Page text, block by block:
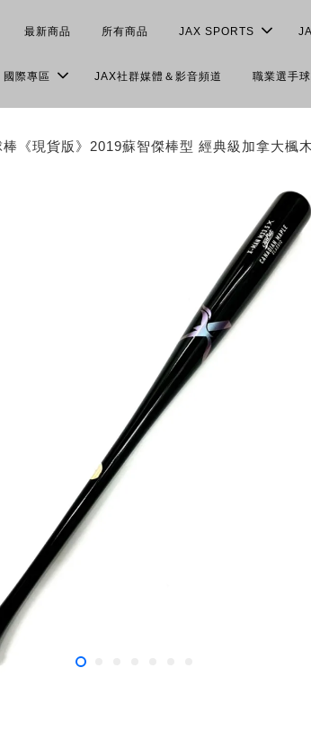
最新商品 所有商品 JAX SPORTS
際專區 JAX社群媒體＆影音頻道 職業選手
《現貨版》2019蘇智傑棒型 經典級加拿大楓木